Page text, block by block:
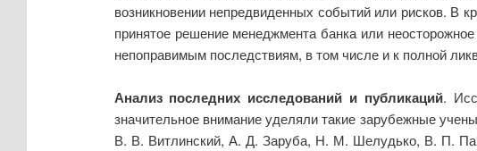
возникновении непредвиденных событий или рисков. В
принятое решение менеджмента банка или
непоправимым последствиям, в том числе и к полной
Анализ последних исследований и публикаций.
значительное внимание уделяли такие зарубежные
В. В. Витлинский, А. Д. Заруба, Н. М. Шелудько, В. П.